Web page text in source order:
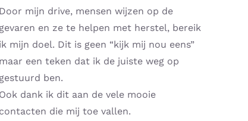
Door mijn drive, mensen wijzen op de
gevaren en ze te helpen met herstel, bereik
ik mijn doel. Dit is geen “kijk mij nou eens”
maar een teken dat ik de juiste weg op
gestuurd ben.
Ook dank ik dit aan de vele mooie
contacten die mij toe vallen.